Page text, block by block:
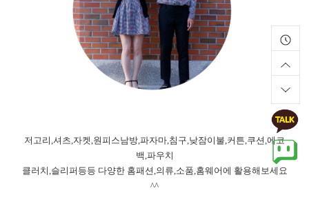
저고리,셔츠,자켓,원피스남방,파자마,침구,낮잠이불,커튼,쿠션,에코
백,파우치
클러치,슬리퍼등등 다양한 홈패션,의류,소품,홈웨어에 활용해보세요
^^